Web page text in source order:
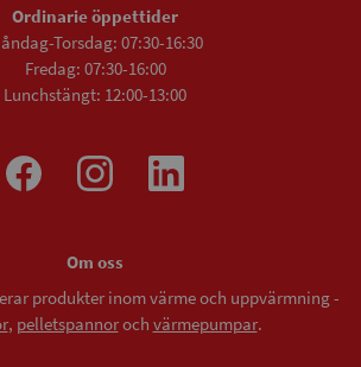
Ordinarie öppettider
Torsdag: 07:30-16:30
Fredag: 07:30-16:00
Lunchstängt: 12:00-13:00
Om oss
produkter inom värme och uppvärmning -
, pelletspannoroch värmepumpar.